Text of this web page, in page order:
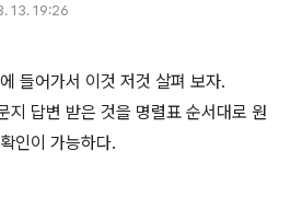
13. 19:26
들어가서 이것 저것 살펴 보자.
지 답변 받은 것을 명렬표 순서대로 원
인이 가능하다.